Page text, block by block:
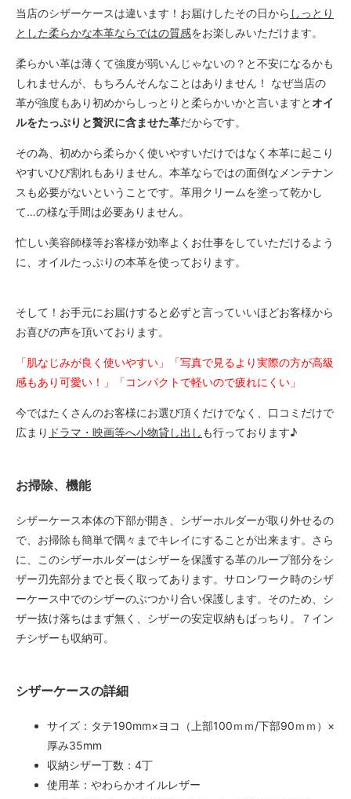
当店のシザーケースは違います！お届けしたその日から しっとり
とした柔らかな本革ならではの質感をお楽しみいただけます。
柔らかい革は薄くて強度が弱いんじゃないの？と不安になるかも
しれませんが、もちろんそんなことはありません！ なぜ当店の
革が強度もあり初めからしっとりと柔らかいかと言いますとオイ
ルをたっぷりと贅沢に含ませた革だからです。
その為、初めから柔らかく使いやすいだけではなく本革に起こり
やすいひび割れもありません。本革ならではの面倒なメンテナン
スも必要がないということです。革用クリームを塗って乾かし
て…の様な手間は必要ありません。
忙しい美容師様等お客様が効率よくお仕事をしていただけるよう
に、オイルたっぷりの本革を使っております。
そして！お手元にお届けすると必ずと言っていいほどお客様から
お喜びの声を頂いております。
「肌なじみが良く使いやすい」「写真で見るより実際の方が高級
感もあり可愛い！」「コンパクトで軽いので疲れにくい」
今ではたくさんのお客様にお選び頂くだけでなく、口コミだけで
広まり ドラマ・映画等へ小物貸し出し も行っております♪
お掃除、機能
シザーケース本体の下部が開き、シザーホルダーが取り外せるの
で、お掃除も簡単で隅々までキレイにすることが出来ます。さら
に、このシザーホルダーはシザーを保護する革のループ部分をシ
ザー刃先部分までと長く取ってあります。サロンワーク時のシザ
ーケース中でのシザーのぶつかり合い保護します。そのため、シ
ザー抜け落ちはまず無く、シザーの安定収納もばっちり。７イン
チシザーも収納可。
シザーケースの詳細
サイズ：タテ190mm×ヨコ（上部100ｍｍ/下部90ｍｍ）×
厚み35mm
収納シザー丁数：4丁
使用革：やわらかオイルレザー